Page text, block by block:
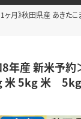
ヶ月》秋田県産 あ
8年産 新米予
米 5kg 米 5kg